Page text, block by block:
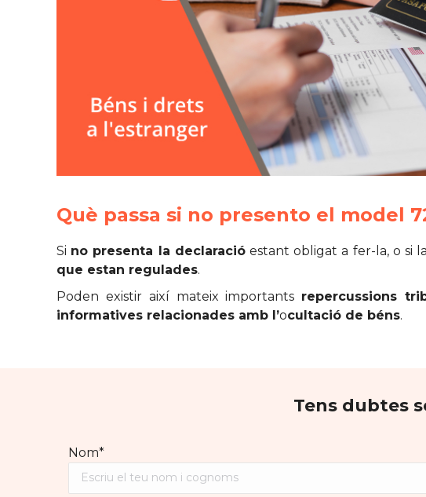
Què passa si no presento el model
Si no presenta la declaracióestant obligat a fer-la, o si
que estan regulades.
Poden existir així mateix importants repercussions
informatives relacionades amb l’ocultació de béns.
Tens dubtes
Nom*